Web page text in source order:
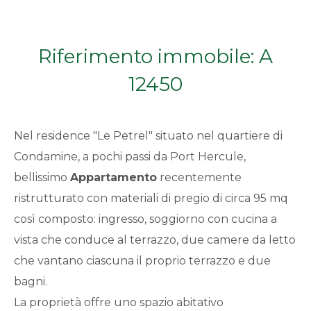
Riferimento immobile: A
12450
Nel residence "Le Petrel" situato nel quartiere di
Condamine, a pochi passi da Port Hercule,
bellissimoAppartamento recentemente
ristrutturato con materiali di pregio di circa 95 mq
così composto: ingresso, soggiorno con cucina a
vista che conduce al terrazzo, due camere da letto
che vantano ciascuna il proprio terrazzo e due
bagni.
La proprietà offre uno spazio abitativo
3
4
5
5+